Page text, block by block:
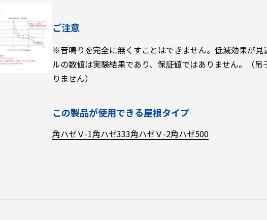
ご注意
※音鳴りを完全に無くすことはできません。低減効果が
ルの数値は実験結果であり、保証値ではありません。（
りません）
この製品が使用できる屋根タイプ
角ハゼＶ-1角ハゼ333角ハゼＶ-2角ハゼ500